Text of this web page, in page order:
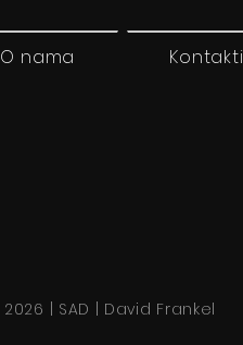
O nama Kontakti
2026 | SAD | David Frankel